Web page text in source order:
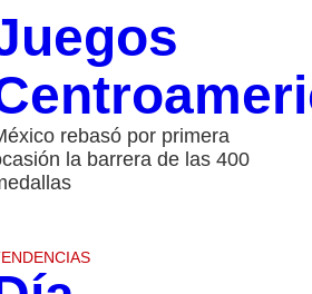
rebasó por primera
la barrera de las 400